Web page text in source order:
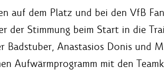
auf dem Platz und bei den VfB
der Stimmung beim Start in die
Badstuber, Anastasios Donis und
Aufwärmprogramm mit den